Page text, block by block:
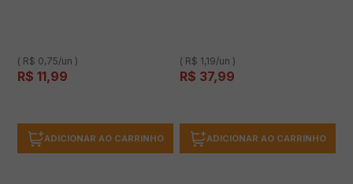
( R$ 0,75/un )
R$ 11,99
ADICIONAR AO CARRINHO
( R$ 1,19/un )
R$ 37,99
ADICIONAR AO CARRINHO